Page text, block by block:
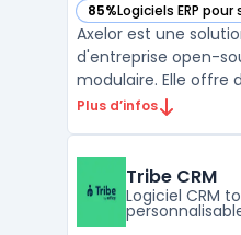
85%Logiciels ERP
— voir Axelor dans
Axelor est une
d'entreprise open-
modulaire. Elle offre
gestion de la
fonctionnalités.
efficacement la ch ...
Plus d’infos
Tribe CRM
Logiciel CRM